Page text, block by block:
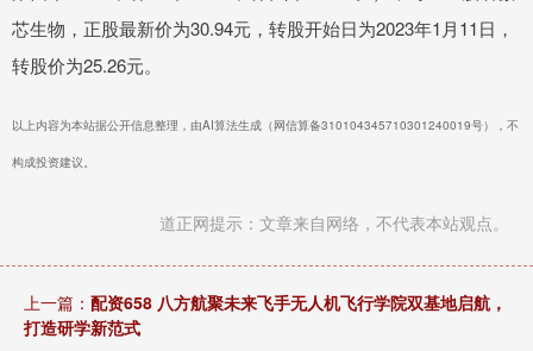
芯生物，正股最新价为30.94元，转股开始日为2023年1月11日，
转股价为25.26元。
以上内容为本站据公开信息整理，由AI算法生成（网信算备310104345710301240019号），不
构成投资建议。
道正网提示：文章来自网络，不代表本站观点。
上一篇： 配资658 八方航聚未来飞手无人机飞行学院双基地启航，
打造研学新范式